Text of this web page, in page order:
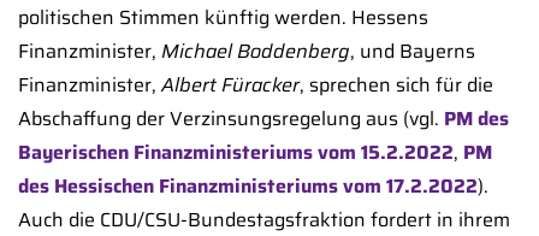
politischen Stimmen künftig werden. Hessens
Finanzminister, Michael Boddenberg, und Bayerns
Finanzminister,Albert Füracker, sprechen sich für die
Abschaffung der Verzinsungsregelung aus (vgl. PM des
Bayerischen Finanzministeriums vom 15.2.2022, PM
des Hessischen Finanzministeriums vom 17.2.2022).
Auch die CDU/CSU-Bundestagsfraktion fordert in ihrem